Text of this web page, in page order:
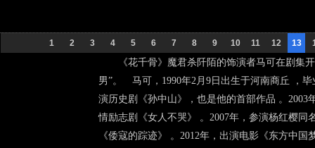
1 2 3 4 5 6 7 8 9 10 11 12 13
《花千骨》魔君杀阡陌的饰演者马可在剧集
男”。 马可，1990年2月9日出生于河南商丘 ，
演历史剧《孙中山》，也是他的首部作品 。2003
情励志剧《女人不哭》 。2007年，参演杨红樱同
《倭寇的踪迹》 。2012年，出演电影《东方中